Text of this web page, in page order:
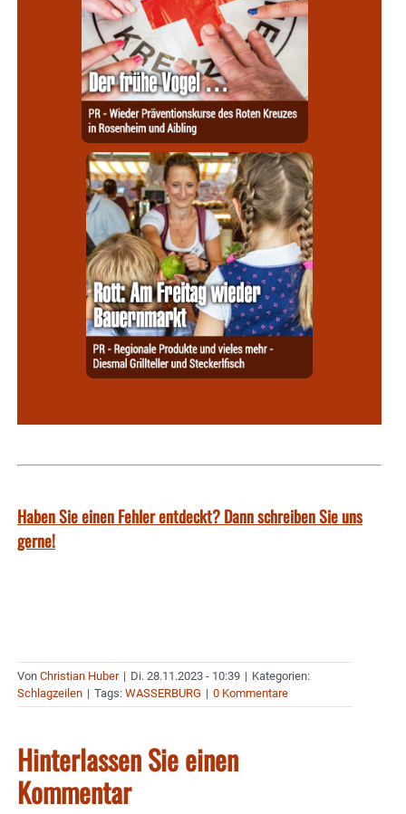
Haben Sie einen Fehler entdeckt? Dann schreiben Sie uns
gerne!
Von Christian Huber | Di. 28.11.2023 - 10:39 | Kategorien:
Schlagzeilen | Tags: WASSERBURG | 0 Kommentare
Hinterlassen Sie einen
Kommentar